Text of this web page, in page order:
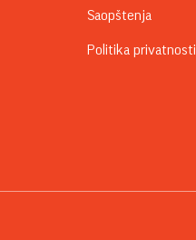
Saopštenja
Politika privatnosti